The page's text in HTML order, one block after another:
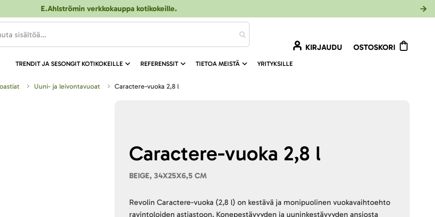
E.Ahlströmin verkkokauppa kotikokeille.
KIRJAUDU
OSTOSKORI
TRENDIT JA SESONGIT KOTIKOKEILLE REFERENSSIT TIETOA MEISTÄ YRITYKSILLE
Uuni- ja leivontavuoat Caractere-vuoka 2,8 l
Caractere-vuoka 2,8 l
BEIGE, 34X25X6,5 CM
Revolin Caractere-vuoka (2,8 l) on kestävä ja monipuolinen vuokavaihtoehto
ravintoloiden astiastoon. Konepestävyyden ja uuninkestävyyden ansiosta